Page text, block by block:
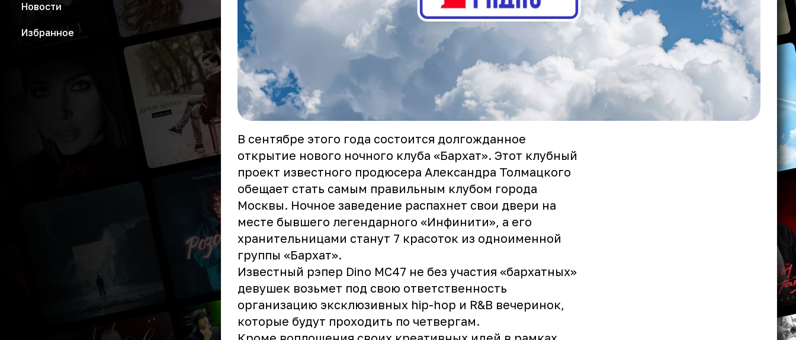
Новости
Избранное
В сентябре этого года состоится долгожданное
открытие нового ночного клуба «Бархат». Этот клубный
проект известного продюсера Александра Толмацкого
обещает стать самым правильным клубом города
Москвы. Ночное заведение распахнет свои двери на
месте бывшего легендарного «Инфинити», а его
хранительницами станут 7 красоток из одноименной
группы «Бархат».
Известный рэпер Dino MC47 не без участия «бархатных»
девушек возьмет под свою ответственность
организацию эксклюзивных hip-hop и R&B вечеринок,
которые будут проходить по четвергам.